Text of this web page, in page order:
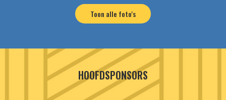
Toon alle foto's
HOOFDSPONSORS